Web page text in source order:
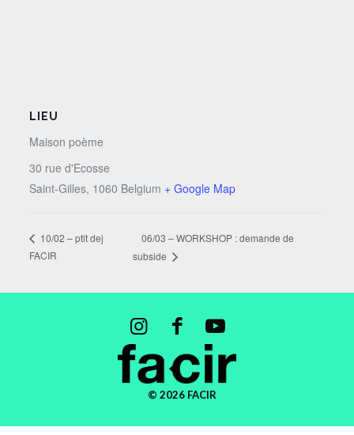
LIEU
Maison poème
30 rue d'Ecosse
Saint-Gilles, 1060 Belgium + Google Map
10/02 – ptit dej
FACIR
06/03 – WORKSHOP : demande de
subside
© 2026 FACIR